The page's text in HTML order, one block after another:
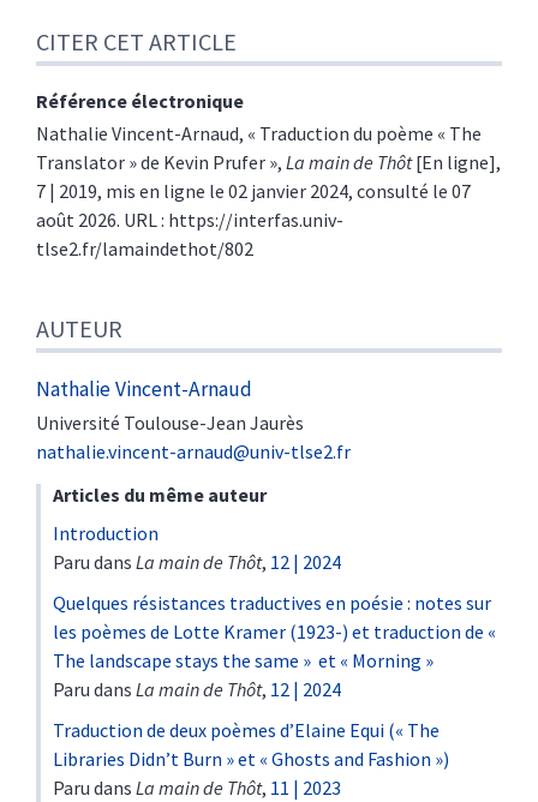
CITER CET ARTICLE
Référence électronique
Nathalie Vincent-Arnaud, « Traduction du poème « The
Translator » de Kevin Prufer », La main de Thôt[En ligne],
7 | 2019, mis en ligne le 02 janvier 2024, consulté le 07
août 2026. URL : https://interfas.univ-
tlse2.fr/lamaindethot/802
AUTEUR
NathalieVincent-Arnaud
Université Toulouse-Jean Jaurès
nathalie.vincent-arnaud@univ-tlse2.fr
Articles du même auteur
Introduction
Paru dans La main de Thôt, 12 | 2024
Quelques résistances traductives en poésie : notes sur
les poèmes de Lotte Kramer (1923-) et traduction de «
The landscape stays the same » et « Morning »
Paru dans La main de Thôt, 12 | 2024
Traduction de deux poèmes d’Elaine Equi (« The
Libraries Didn’t Burn » et « Ghosts and Fashion »)
Paru dans La main de Thôt, 11 | 2023